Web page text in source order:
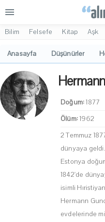
menu
Bilim Felsefe Kitap Aşk
Anasayfa Düşünürler
Doğum:1877
Ölüm:1962
2 Temmuz
dünyaya
Estonya
1842'de
isimli
Hermann
evdelerinde